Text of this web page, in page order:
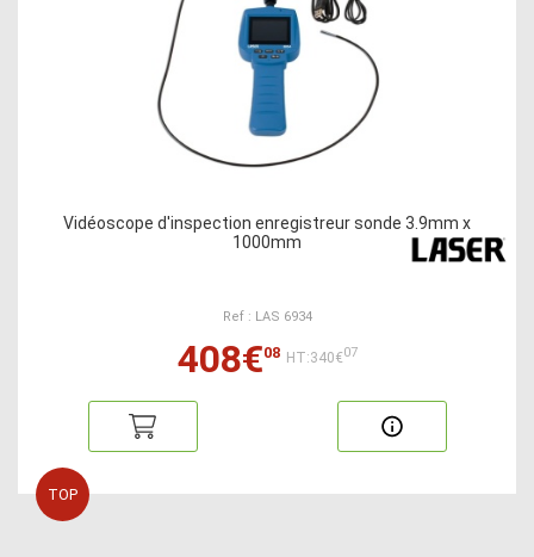
Vidéoscope d'inspection enregistreur sonde 3.9mm x
1000mm
Ref : LAS 6934
408€08 HT:340€07
TOP